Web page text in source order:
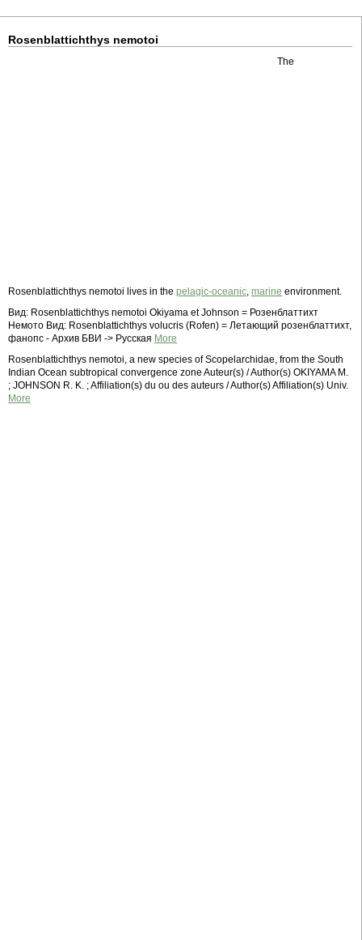
Rosenblattichthys nemotoi
The
Rosenblattichthys nemotoi lives in the pelagic-oceanic, marine environment.
Вид: Rosenblattichthys nemotoi Okiyama et Johnson = Розенблаттихт
Немото Вид: Rosenblattichthys volucris (Rofen) = Летающий розенблаттихт,
фанопс - Архив БВИ -> Русская More
Rosenblattichthys nemotoi, a new species of Scopelarchidae, from the South
Indian Ocean subtropical convergence zone Auteur(s) / Author(s) OKIYAMA M.
; JOHNSON R. K. ; Affiliation(s) du ou des auteurs / Author(s) Affiliation(s) Univ.
More